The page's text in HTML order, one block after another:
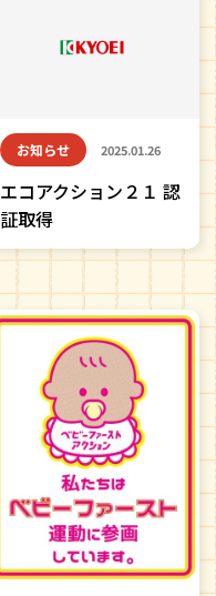
お知らせ 2025.01.26
エコアクション２１ 認
証取得